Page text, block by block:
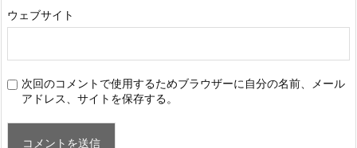
ウェブサイト
次回のコメントで使用するためブラウザーに自分の名前、メール
アドレス、サイトを保存する。